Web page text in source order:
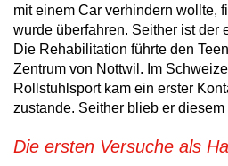
mit einem Car verhindern wollte,
wurde überfahren. Seither ist der
Die Rehabilitation führte den
Zentrum von Nottwil. Im
Rollstuhlsport kam ein erster
zustande. Seither blieb er diesem
Die ersten Versuche als